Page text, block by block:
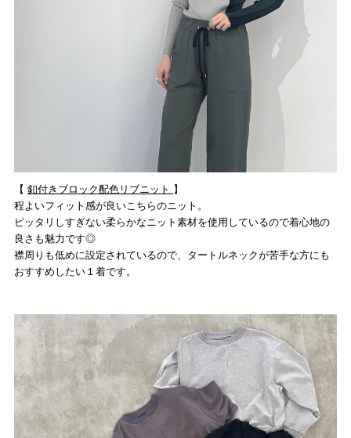
【 釦付きブロック配色リブニット 】
程よいフィット感が良いこちらのニット。
ピッタリしすぎない柔らかなニット素材を使用しているので着心地の
良さも魅力です◎
襟周りも低めに設定されているので、タートルネックが苦手な方にも
おすすめしたい１着です。